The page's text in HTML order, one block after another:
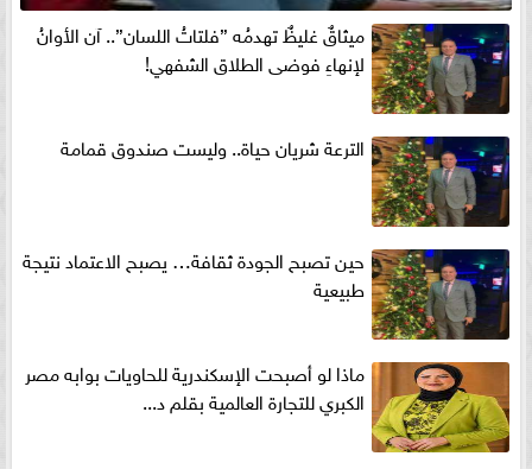
ميثاقٌ غليظٌ تهدمُه ”فلتاتُ اللسان”.. آن الأوانُ
لإنهاءِ فوضى الطلاق الشفهي!
الترعة شريان حياة.. وليست صندوق قمامة
حين تصبح الجودة ثقافة… يصبح الاعتماد نتيجة
طبيعية
ماذا لو أصبحت الإسكندرية للحاويات بوابه مصر
الكبري للتجارة العالمية بقلم د...